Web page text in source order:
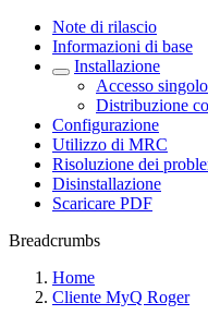
Note di rilascio
Informazioni di base
Installazione
Accesso
Distribuzione
Configurazione
Utilizzo di MRC
Risoluzione dei
Disinstallazione
Scaricare PDF
Breadcrumbs
Home
Cliente MyQ Roger